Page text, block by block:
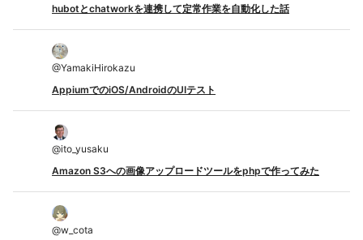
hubotとchatworkを連携して定常作業を自動化した話
@YamakiHirokazu
AppiumでのiOS/AndroidのUIテスト
@ito_yusaku
Amazon S3への画像アップロードツールをphpで作ってみた
@w_cota